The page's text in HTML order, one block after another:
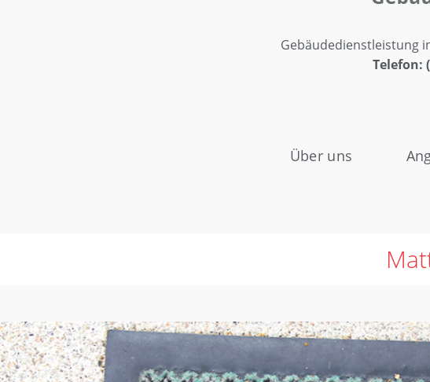
Gebäudedienstleistung
Telefon:
Über uns